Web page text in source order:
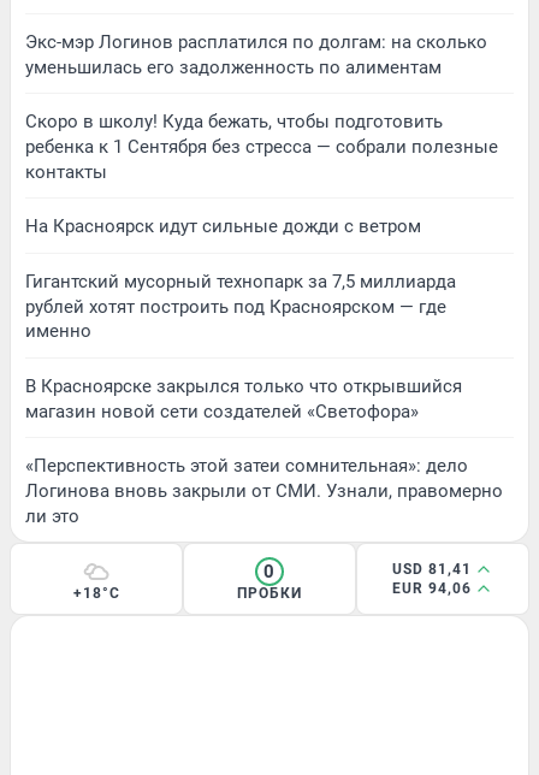
Экс-мэр Логинов расплатился по долгам: на сколько
уменьшилась его задолженность по алиментам
Скоро в школу! Куда бежать, чтобы подготовить
ребенка к 1 Сентября без стресса — собрали полезные
контакты
На Красноярск идут сильные дожди с ветром
Гигантский мусорный технопарк за 7,5 миллиарда
рублей хотят построить под Красноярском — где
именно
В Красноярске закрылся только что открывшийся
магазин новой сети создателей «Светофора»
«Перспективность этой затеи сомнительная»: дело
Логинова вновь закрыли от СМИ. Узнали, правомерно
ли это
+18°C
0
ПРОБКИ
USD 81,41
EUR 94,06